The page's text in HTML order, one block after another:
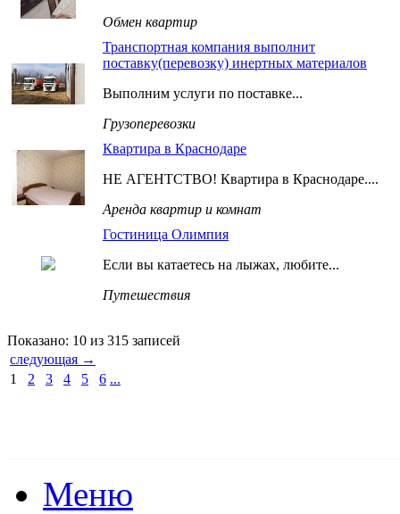
Обмен квартир
Транспортная компания выполнит
поставку(перевозку) инертных материалов
Выполним услуги по поставке...
Грузоперевозки
Квартира в Краснодаре
НЕ АГЕНТСТВО! Квартира в Краснодаре....
Аренда квартир и комнат
Гостиница Олимпия
Если вы катаетесь на лыжах, любите...
Путешествия
Показано: 10 из 315 записей
следующая →
1
2 3 4 5 6 ...
Меню